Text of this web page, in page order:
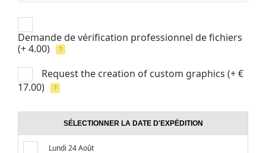
Demande de vérification professionnel de fichiers
(+ 4.00)
?
Request the creation of custom graphics (+ €
17.00)
?
SÉLECTIONNER LA DATE D'EXPÉDITION
Lundi 24 Août